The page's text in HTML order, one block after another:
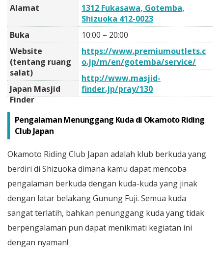
Alamat
1312 Fukasawa, Gotemba,
Shizuoka 412-0023
Buka
10:00 – 20:00
Website
(tentang ruang
salat)
https://www.premiumoutlets.c
o.jp/m/en/gotemba/service/
Japan Masjid
Finder
http://www.masjid-
finder.jp/pray/130
Pengalaman Menunggang Kuda di Okamoto Riding
Club Japan
Okamoto Riding Club Japan adalah klub berkuda yang
berdiri di Shizuoka dimana kamu dapat mencoba
pengalaman berkuda dengan kuda-kuda yang jinak
dengan latar belakang Gunung Fuji. Semua kuda
sangat terlatih, bahkan penunggang kuda yang tidak
berpengalaman pun dapat menikmati kegiatan ini
dengan nyaman!